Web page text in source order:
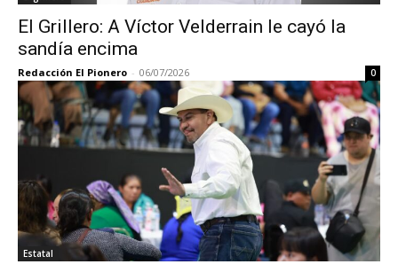
El Grillero: A Víctor Velderrain le cayó la
sandía encima
Redacción El Pionero - 06/07/2026 0
Estatal